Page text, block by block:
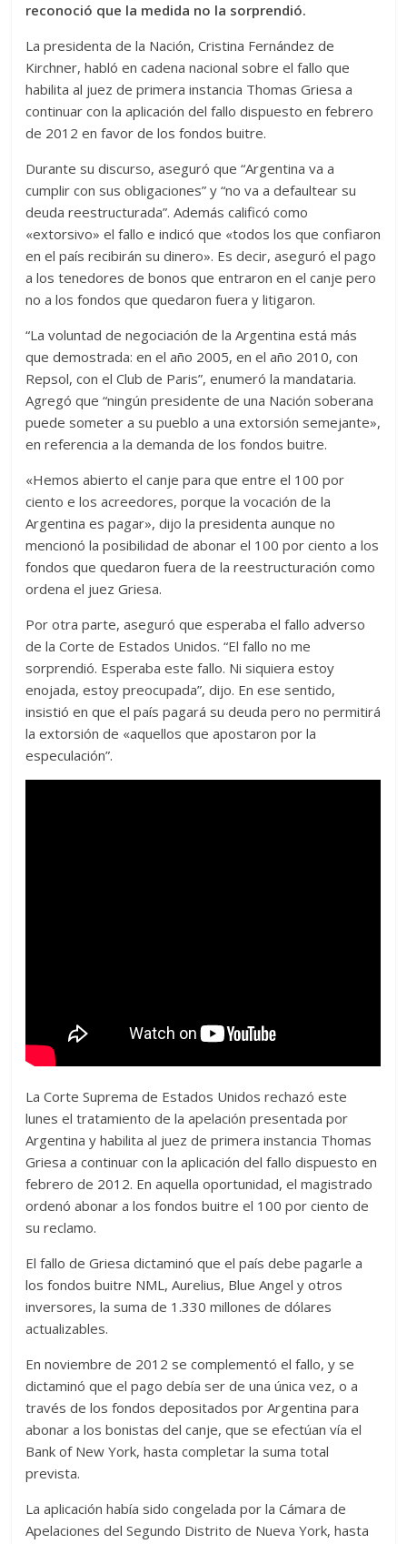
reconoció que la medida no la sorprendió.
La presidenta de la Nación, Cristina Fernández de
Kirchner, habló en cadena nacional sobre el fallo que
habilita al juez de primera instancia Thomas Griesa a
continuar con la aplicación del fallo dispuesto en febrero
de 2012 en favor de los fondos buitre.
Durante su discurso, aseguró que “Argentina va a
cumplir con sus obligaciones” y “no va a defaultear su
deuda reestructurada”. Además calificó como
«extorsivo» el fallo e indicó que «todos los que confiaron
en el país recibirán su dinero». Es decir, aseguró el pago
a los tenedores de bonos que entraron en el canje pero
no a los fondos que quedaron fuera y litigaron.
“La voluntad de negociación de la Argentina está más
que demostrada: en el año 2005, en el año 2010, con
Repsol, con el Club de Paris”, enumeró la mandataria.
Agregó que “ningún presidente de una Nación soberana
puede someter a su pueblo a una extorsión semejante»,
en referencia a la demanda de los fondos buitre.
«Hemos abierto el canje para que entre el 100 por
ciento e los acreedores, porque la vocación de la
Argentina es pagar», dijo la presidenta aunque no
mencionó la posibilidad de abonar el 100 por ciento a los
fondos que quedaron fuera de la reestructuración como
ordena el juez Griesa.
Por otra parte, aseguró que esperaba el fallo adverso
de la Corte de Estados Unidos. “El fallo no me
sorprendió. Esperaba este fallo. Ni siquiera estoy
enojada, estoy preocupada”, dijo. En ese sentido,
insistió en que el país pagará su deuda pero no permitirá
la extorsión de «aquellos que apostaron por la
especulación”.
La Corte Suprema de Estados Unidos rechazó este
lunes el tratamiento de la apelación presentada por
Argentina y habilita al juez de primera instancia Thomas
Griesa a continuar con la aplicación del fallo dispuesto en
febrero de 2012. En aquella oportunidad, el magistrado
ordenó abonar a los fondos buitre el 100 por ciento de
su reclamo.
El fallo de Griesa dictaminó que el país debe pagarle a
los fondos buitre NML, Aurelius, Blue Angel y otros
inversores, la suma de 1.330 millones de dólares
actualizables.
En noviembre de 2012 se complementó el fallo, y se
dictaminó que el pago debía ser de una única vez, o a
través de los fondos depositados por Argentina para
abonar a los bonistas del canje, que se efectúan vía el
Bank of New York, hasta completar la suma total
prevista.
La aplicación había sido congelada por la Cámara de
Apelaciones del Segundo Distrito de Nueva York, hasta